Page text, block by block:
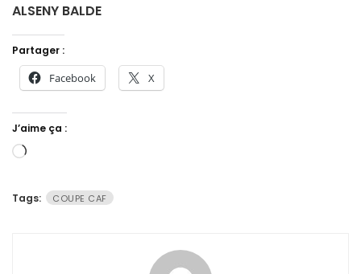
ALSENY BALDE
Partager :
Facebook X
J’aime ça :
Chargement…
Tags: COUPE CAF